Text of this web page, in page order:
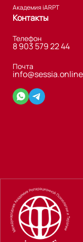
Академия iARPT
Контакты
Телефон
8 903 579 22 44
Почта
info@sessia.online